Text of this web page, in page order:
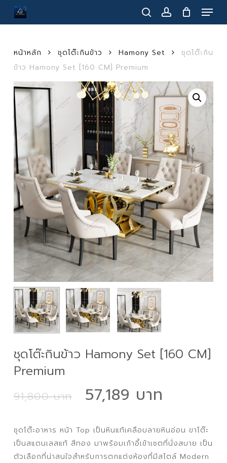
Skip
searchaccount
Menu
หน้าหลัก ชุดโต๊ะกินข้าว Hamony Set
ชุดโต๊ะกิน
ข้าว Hamony Set [160 CM] Premium
ชุดโต๊ะกินข้าว Hamony Set [160 CM]
Premium
91,800 Original
price
was:
91,800 ฿.
57,189
is:
57,189
ชุดโต๊ะอาหาร หน้า Top เป็นหินแท้เคลือบลายหินอ่อน ขาโต๊ะ
เป็นสแตนเลสแท้ สีทอง มาพร้อมเก้าอี้เข้าเซตที่นั่งสบาย เป็น
ตัวเลือกที่น่าสนใจสำหรับการตกแต่งห้องที่มีสไตล์ Modern